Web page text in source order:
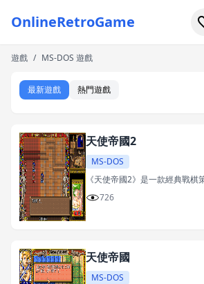
OnlineRetroGame
首頁
射擊
恐怖
街機
遊戲專題
遊戲 / MS-DOS 遊戲
最新遊戲 熱門遊戲
天使帝國2
MS-DOS
《天使帝國2》是一款經典戰棋
726
天使帝國
MS-DOS